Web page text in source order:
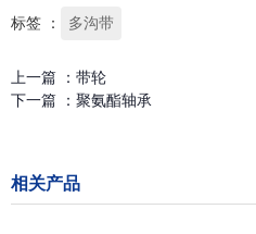
标签 ： 多沟带
上一篇 ： 带轮
下一篇 ： 聚氨酯轴承
相关产品